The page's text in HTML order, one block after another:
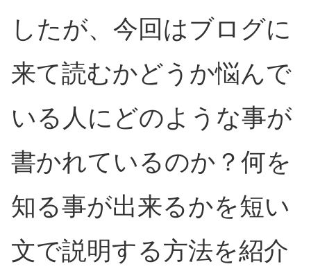
したが、今回はブログに
来て読むかどうか悩んで
いる人にどのような事が
書かれているのか？何を
知る事が出来るかを短い
文で説明する方法を紹介